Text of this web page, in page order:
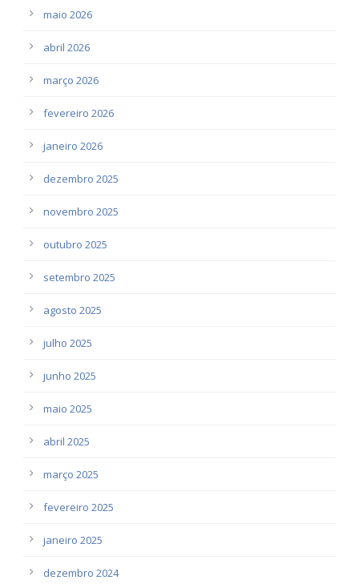
maio 2026
abril 2026
março 2026
fevereiro 2026
janeiro 2026
dezembro 2025
novembro 2025
outubro 2025
setembro 2025
agosto 2025
julho 2025
junho 2025
maio 2025
abril 2025
março 2025
fevereiro 2025
janeiro 2025
dezembro 2024